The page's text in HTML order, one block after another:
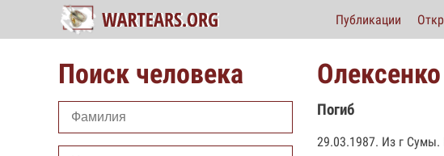
Публикации
Поиск человека
Погиб
29.03.1987. Из г Сумы.